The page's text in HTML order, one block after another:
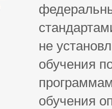
не
обучения
обучения